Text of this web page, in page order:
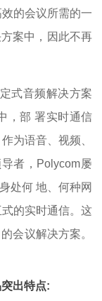
的会议所需的一
案中，因此不再
式音频解决方案
，部 署实时通信
为语音、视频、
者，Polycom屡
处何 地、何种网
的实时通信。这
会议解决方案。
突出特点: